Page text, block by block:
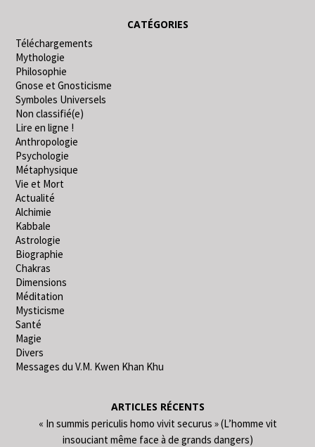
CATÉGORIES
Téléchargements
Mythologie
Philosophie
Gnose et Gnosticisme
Symboles Universels
Non classifié(e)
Lire en ligne !
Anthropologie
Psychologie
Métaphysique
Vie et Mort
Actualité
Alchimie
Kabbale
Astrologie
Biographie
Chakras
Dimensions
Méditation
Mysticisme
Santé
Magie
Divers
Messages du V.M. Kwen Khan Khu
ARTICLES RÉCENTS
« In summis periculis homo vivit securus » (L’homme vit
insouciant même face à de grands dangers)